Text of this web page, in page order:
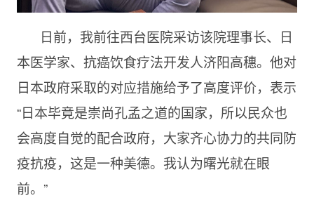
日前，我前往西台医院采访该院理事长、日
本医学家、抗癌饮食疗法开发人济阳高穗。他对
日本政府采取的对应措施给予了高度评价，表示
“日本毕竟是崇尚孔孟之道的国家，所以民众也
会高度自觉的配合政府，大家齐心协力的共同防
疫抗疫，这是一种美德。我认为曙光就在眼
前。”